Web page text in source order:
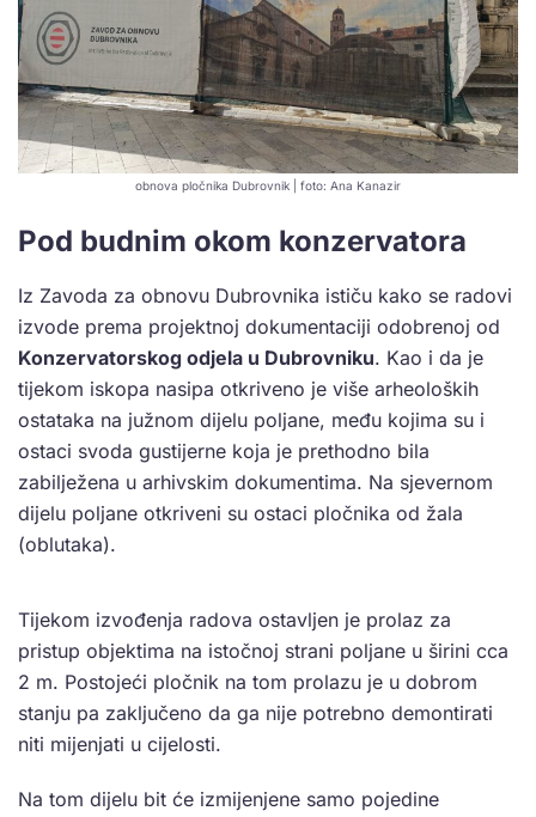
obnova pločnika Dubrovnik | foto: Ana Kanazir
Pod budnim okom konzervatora
Iz Zavoda za obnovu Dubrovnika ističu kako se radovi
izvode prema projektnoj dokumentaciji odobrenoj od
Konzervatorskog odjela u Dubrovniku. Kao i da je
tijekom iskopa nasipa otkriveno je više arheoloških
ostataka na južnom dijelu poljane, među kojima su i
ostaci svoda gustijerne koja je prethodno bila
zabilježena u arhivskim dokumentima. Na sjevernom
dijelu poljane otkriveni su ostaci pločnika od žala
(oblutaka).
Tijekom izvođenja radova ostavljen je prolaz za
pristup objektima na istočnoj strani poljane u širini cca
2 m. Postojeći pločnik na tom prolazu je u dobrom
stanju pa zaključeno da ga nije potrebno demontirati
niti mijenjati u cijelosti.
Na tom dijelu bit će izmijenjene samo pojedine